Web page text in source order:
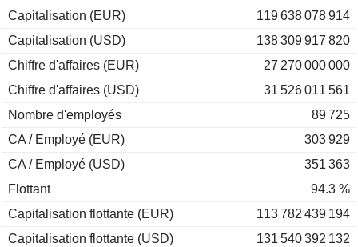
Capitalisation (EUR)
119 638 078 914
Capitalisation (USD)
138 309 917 820
Chiffre d'affaires (EUR)
27 270 000 000
Chiffre d'affaires (USD)
31 526 011 561
Nombre d'employés
89 725
CA / Employé (EUR)
303 929
CA / Employé (USD)
351 363
Flottant
94.3 %
Capitalisation flottante (EUR)
113 782 439 194
Capitalisation flottante (USD)
131 540 392 132
1998
1997
1990
-10,89%